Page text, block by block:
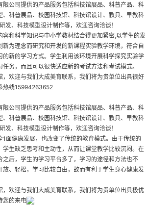
限公司提供的产品服务包括科技馆展品、科普产品、科
、科普展品、校园科技馆、科技馆设计、教具、早教科
发、科技模型设计制作等，欢迎咨询洽谈！
容和科学知识与中小学教材结合得更加紧密,以学生的发
新为理念而研究和开发的新课程实验教学环境，符合自
的新的学习方式。学生利用该环境开展科学探究实验学
务，而且可以很快适应新的考试方法和考试模式。
，欢迎与我们大成美育联系，我们将为贵单位出具很好
热线15994263652
限公司提供的产品服务包括科技馆展品、科普产品、科
、科普展品、校园科技馆、科技馆设计、教具、早教科
发、科技模型设计制作等，欢迎咨询洽谈！
1面健康发展，也改变了传统的教育模式。由于传统的
学生缺乏思考和主动性，从而让课堂教学比较沉闷。在
之后，学生的学习平台多了，学习的途径和方法也不
放、轻松，学习比较自由，故而有利于学生身心健康发
，欢迎与我们大成美育联系，我们将为贵单位出具极优
您的来电